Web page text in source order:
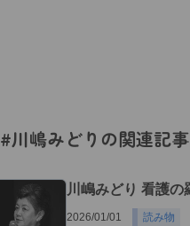
#川嶋みどりの関連記事
川嶋みどり 看護の
2026/01/01 読み物